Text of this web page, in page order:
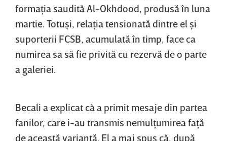
formaţia saudită Al-Okhdood, produsă în luna
martie. Totuşi, relaţia tensionată dintre el şi
suporterii FCSB, acumulată în timp, face ca
numirea sa să fie privită cu rezervă de o parte
a galeriei.
Becali a explicat că a primit mesaje din partea
fanilor, care i-au transmis nemulţumirea faţă
de această variantă. El a mai spus că, după